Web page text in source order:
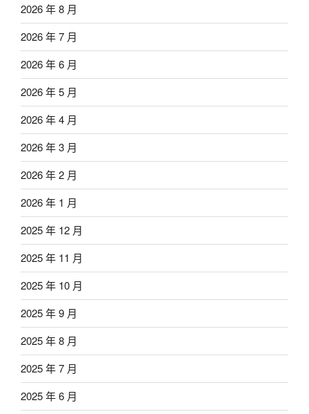
2026 年 8 月
2026 年 7 月
2026 年 6 月
2026 年 5 月
2026 年 4 月
2026 年 3 月
2026 年 2 月
2026 年 1 月
2025 年 12 月
2025 年 11 月
2025 年 10 月
2025 年 9 月
2025 年 8 月
2025 年 7 月
2025 年 6 月